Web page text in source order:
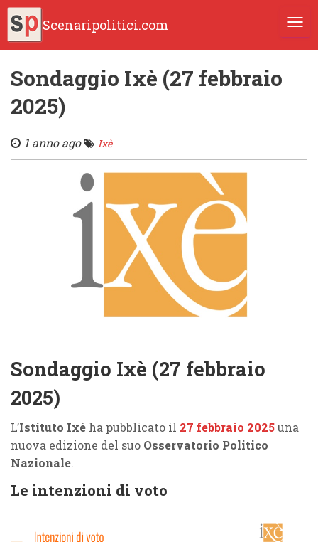
Scenaripolitici.com
Sondaggio Ixè (27 febbraio
2025)
1 anno ago Ixè
Sondaggio Ixè (27 febbraio
2025)
L’Istituto Ixè ha pubblicato il 27 febbraio 2025una
nuova edizione del suo Osservatorio Politico
Nazionale.
Le intenzioni di voto